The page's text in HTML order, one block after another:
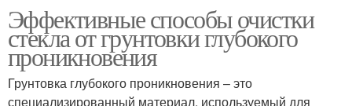
Эффективные способы очистки
стекла от грунтовки глубокого
проникновения
Грунтовка глубокого проникновения – это
специализированный материал, используемый для